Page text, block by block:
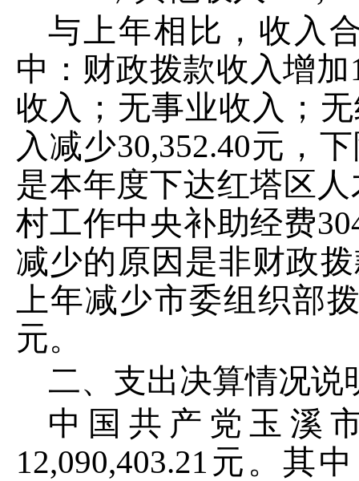
与上年相比， 收入
中： 财政拨款收入增加
收入 ；无事业收入；
入减少30,352.40元，
是本年度下达红塔区
村工作中央补助经费
减少的原因是非财政
上年减少市委组织部
元。
二、支出决算情况说
中国共产党玉溪
12,090,403.21元 。其